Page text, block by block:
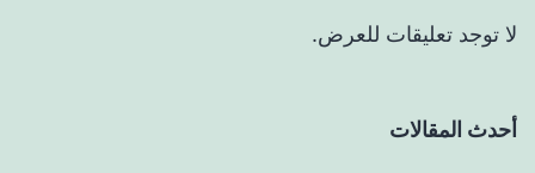
لا توجد تعليقات للعرض.
أحدث المقالات